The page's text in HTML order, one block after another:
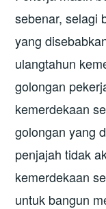
sebenar, selagi
yang
ulangtahun
golongan
kemerdekaan
golongan yang
penjajah tidak
kemerdekaan
untuk bangun